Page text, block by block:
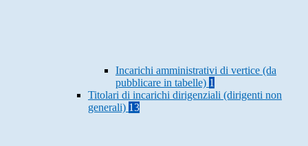
Incarichi amministrativi di vertice (da
pubblicare in tabelle) 1
Titolari di incarichi dirigenziali (dirigenti non
generali) 13